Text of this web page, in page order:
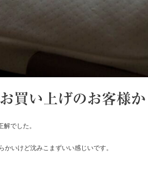
買い上げのお客様
解でした。
いけど沈みこまずいい感じいです。